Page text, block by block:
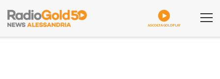
ASCOLTA GOLDPLAY